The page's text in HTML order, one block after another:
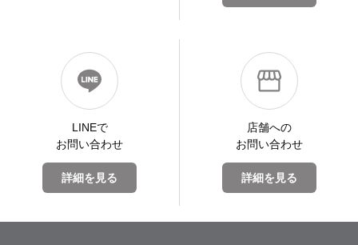
LINEで
お問い合わせ
詳細を見る
店舗への
お問い合わせ
詳細を見る